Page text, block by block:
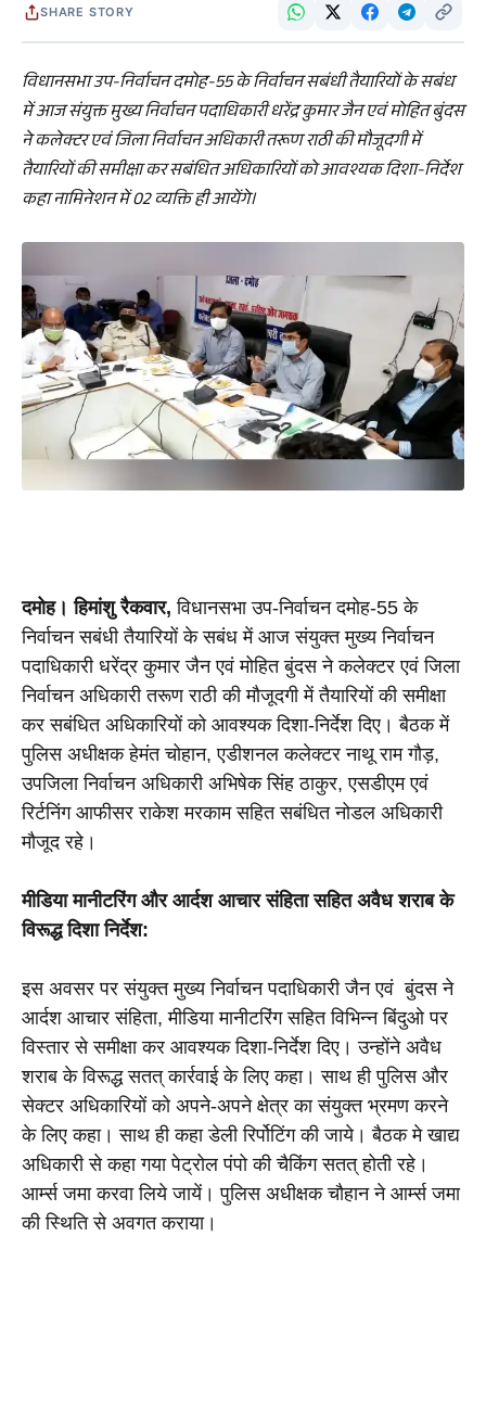
SHARE STORY
विधानसभा उप-निर्वाचन दमोह-55 के निर्वाचन सबंधी तैयारियों के सबंध
में आज संयुक्त मुख्य निर्वाचन पदाधिकारी धरेंद्र कुमार जैन एवं मोहित बुंदस
ने कलेक्टर एवं जिला निर्वाचन अधिकारी तरूण राठी की मौजूदगी में
तैयारियों की समीक्षा कर सबंधित अधिकारियों को आवश्यक दिशा-निर्देश
कहा नामिनेशन में 02 व्यक्ति ही आयेंगे।
दमोह। हिमांशु रैकवार, विधानसभा उप-निर्वाचन दमोह-55 के
निर्वाचन सबंधी तैयारियों के सबंध में आज संयुक्त मुख्य निर्वाचन
पदाधिकारी धरेंद्र कुमार जैन एवं मोहित बुंदस ने कलेक्टर एवं जिला
निर्वाचन अधिकारी तरूण राठी की मौजूदगी में तैयारियों की समीक्षा
कर सबंधित अधिकारियों को आवश्यक दिशा-निर्देश दिए। बैठक में
पुलिस अधीक्षक हेमंत चोहान, एडीशनल कलेक्टर नाथू राम गौड़,
उपजिला निर्वाचन अधिकारी अभिषेक सिंह ठाकुर, एसडीएम एवं
रिर्टनिंग आफीसर राकेश मरकाम सहित सबंधित नोडल अधिकारी
मौजूद रहे।
मीडिया मानीटरिंग और आर्दश आचार संहिता सहित अवैध शराब के
विरूद्ध दिशा निर्देश:
इस अवसर पर संयुक्त मुख्य निर्वाचन पदाधिकारी जैन एवं  बुंदस ने
आर्दश आचार संहिता, मीडिया मानीटरिंग सहित विभिन्न बिंदुओ पर
विस्तार से समीक्षा कर आवश्यक दिशा-निर्देश दिए। उन्होंने अवैध
शराब के विरूद्ध सतत् कार्रवाई के लिए कहा। साथ ही पुलिस और
सेक्टर अधिकारियों को अपने-अपने क्षेत्र का संयुक्त भ्रमण करने
के लिए कहा। साथ ही कहा डेली रिर्पोटिंग की जाये। बैठक मे खाद्य
अधिकारी से कहा गया पेट्रोल पंपो की चैकिंग सतत् होती रहे।
आर्म्स जमा करवा लिये जायें। पुलिस अधीक्षक चौहान ने आर्म्स जमा
की स्थिति से अवगत कराया।